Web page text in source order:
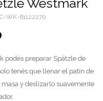
Westmark
WK-61122270
podés preparar Spätzle de
tenés que llenar el patín de
y deslizarlo suavemente